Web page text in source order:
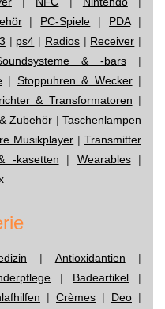
| PC-Spiele | PDA|
| ps4 | Radios| Receiver |
& -bars|
| Stoppuhren & Wecker|
& Transformatoren |
Zubehör | Taschenlampen
Musikplayer | Transmitter
-kasetten | Wearables|
| Antioxidantien |
| Badeartikel |
| Crèmes | Deo |